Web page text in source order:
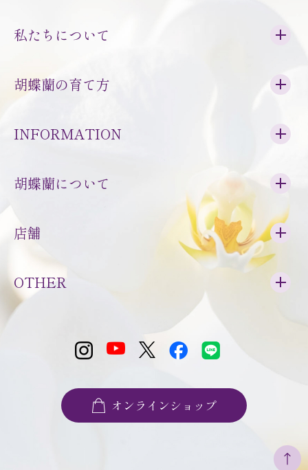
私たちについて
胡蝶蘭の育て方
INFORMATION
胡蝶蘭について
店舗
OTHER
オンラインショップ